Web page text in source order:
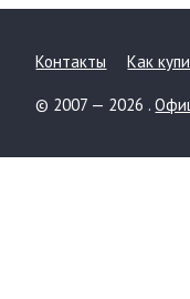
Контакты Как
© 2007 — 2026 .